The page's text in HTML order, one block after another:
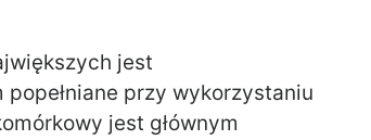
jest
przy wykorzystaniu
jest głównym